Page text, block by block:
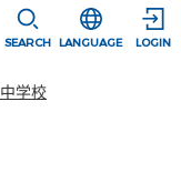
SEARCH
選択すると言
LANGUAGE LOGIN
学校